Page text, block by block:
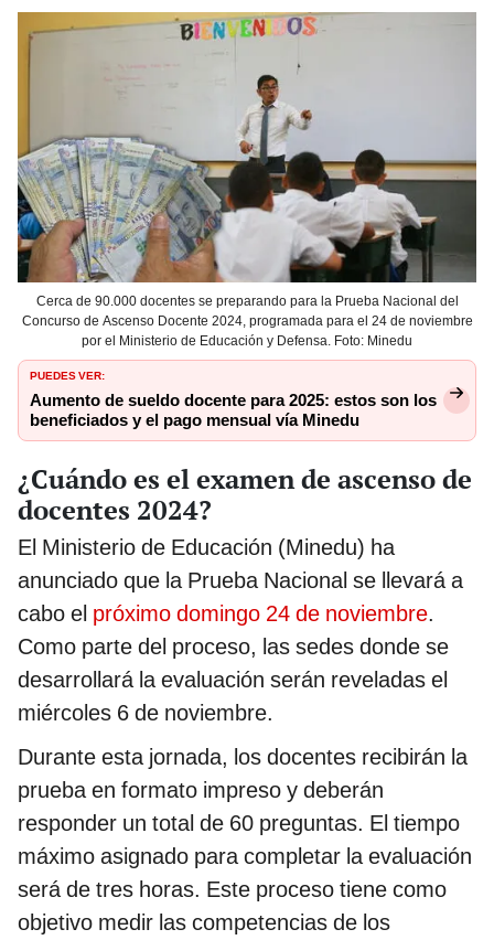
Cerca de 90.000 docentes se preparando para la Prueba Nacional del
Concurso de Ascenso Docente 2024, programada para el 24 de noviembre
por el Ministerio de Educación y Defensa. Foto: Minedu
PUEDES VER:
Aumento de sueldo docente para 2025: estos son los
beneficiados y el pago mensual vía Minedu
¿Cuándo es el examen de ascenso de
docentes 2024?
El Ministerio de Educación (Minedu) ha
anunciado que la Prueba Nacional se llevará a
cabo el próximo domingo 24 de noviembre.
Como parte del proceso, las sedes donde se
desarrollará la evaluación serán reveladas el
miércoles 6 de noviembre.
Durante esta jornada, los docentes recibirán la
prueba en formato impreso y deberán
responder un total de 60 preguntas. El tiempo
máximo asignado para completar la evaluación
será de tres horas. Este proceso tiene como
objetivo medir las competencias de los